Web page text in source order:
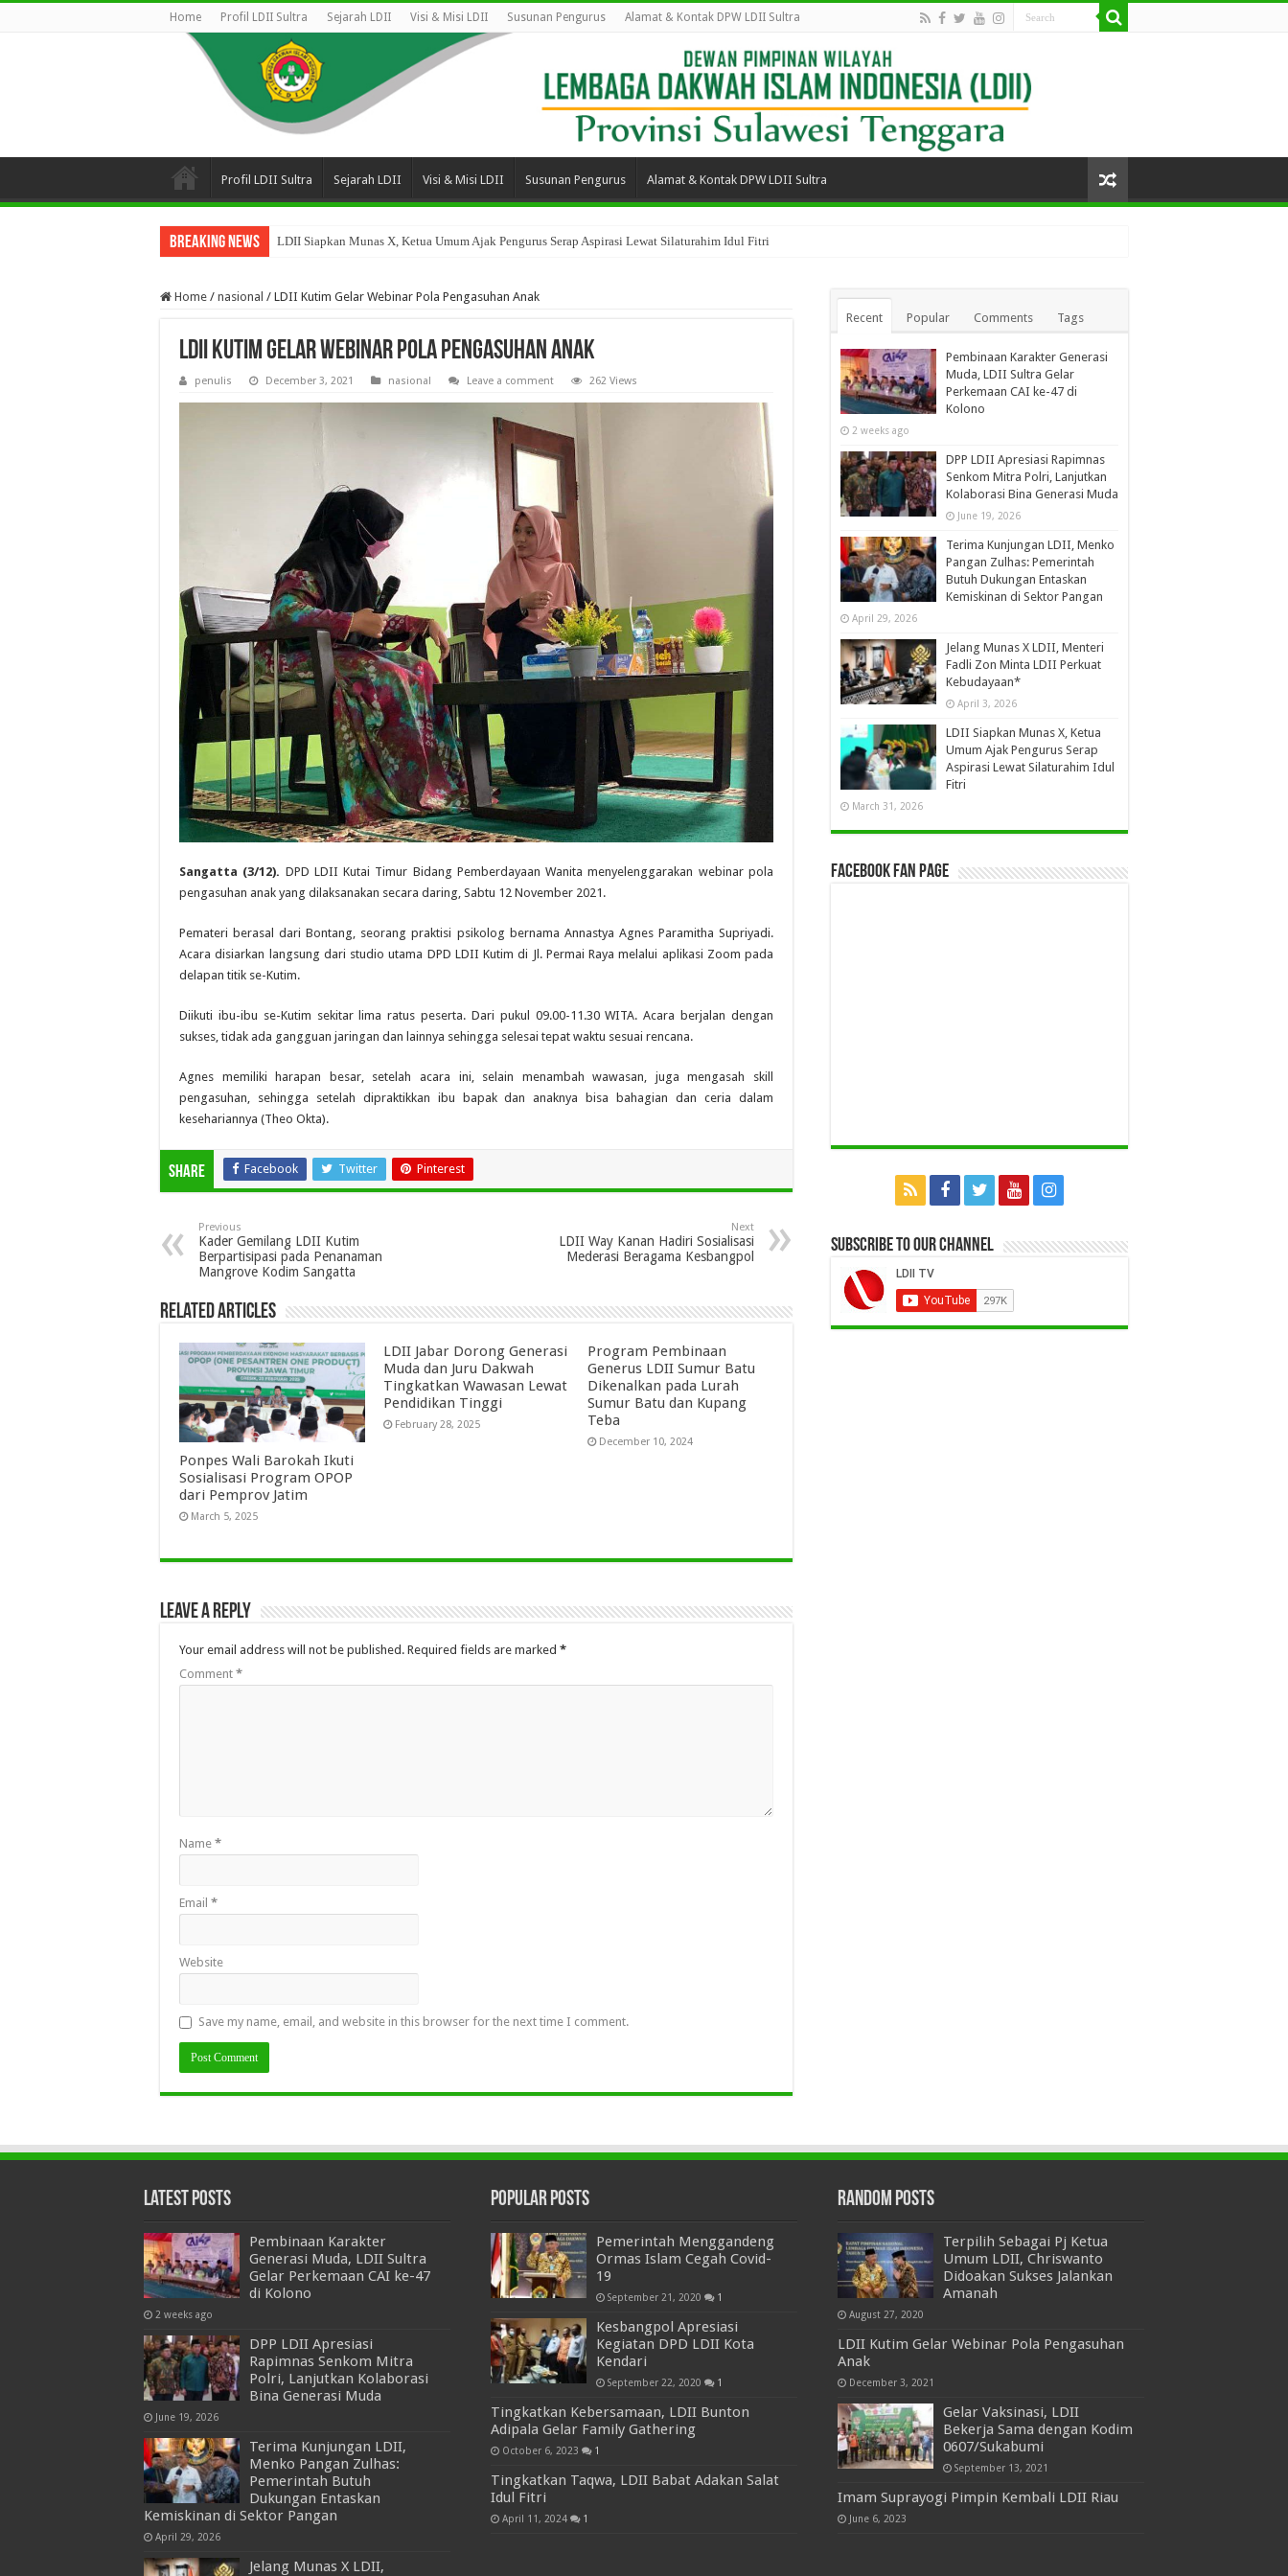
Home Profil LDII Sultra Sejarah LDII Visi & Misi LDII Susunan Pengurus Alamat & Kontak DPW LDII Sultra
Profil LDII Sultra Sejarah LDII Visi & Misi LDII Susunan Pengurus Alamat & Kontak DPW LDII Sultra
Breaking News LDII Siapkan Munas X, Ketua Umum Ajak Pengurus Serap Aspirasi Lewat Silaturahim Idul Fitri
Home / nasional / LDII Kutim Gelar Webinar Pola Pengasuhan Anak
LDII Kutim Gelar Webinar Pola Pengasuhan Anak
penulis December 3, 2021 nasional Leave a comment 262 Views
Sangatta (3/12). DPD LDII Kutai Timur Bidang Pemberdayaan Wanita menyelenggarakan webinar pola
pengasuhan anak yang dilaksanakan secara daring, Sabtu 12 November 2021.
Pemateri berasal dari Bontang, seorang praktisi psikolog bernama Annastya Agnes Paramitha Supriyadi.
Acara disiarkan langsung dari studio utama DPD LDII Kutim di Jl. Permai Raya melalui aplikasi Zoom pada
delapan titik se-Kutim.
Diikuti ibu-ibu se-Kutim sekitar lima ratus peserta. Dari pukul 09.00-11.30 WITA. Acara berjalan dengan
sukses, tidak ada gangguan jaringan dan lainnya sehingga selesai tepat waktu sesuai rencana.
Agnes memiliki harapan besar, setelah acara ini, selain menambah wawasan, juga mengasah skill
pengasuhan, sehingga setelah dipraktikkan ibu bapak dan anaknya bisa bahagian dan ceria dalam
kesehariannya (Theo Okta).
Share Facebook Twitter Pinterest
Previous
Kader Gemilang LDII Kutim
Berpartisipasi pada Penanaman
Mangrove Kodim Sangatta
Next
LDII Way Kanan Hadiri Sosialisasi
Mederasi Beragama Kesbangpol
Related Articles
Ponpes Wali Barokah Ikuti
Sosialisasi Program OPOP
dari Pemprov Jatim
March 5, 2025
LDII Jabar Dorong Generasi
Muda dan Juru Dakwah
Tingkatkan Wawasan Lewat
Pendidikan Tinggi
February 28, 2025
Program Pembinaan
Generus LDII Sumur Batu
Dikenalkan pada Lurah
Sumur Batu dan Kupang
Teba
December 10, 2024
Leave a Reply
Your email address will not be published. Required fields are marked *
Comment *
Name *
Email *
Website
Save my name, email, and website in this browser for the next time I comment.
Recent Popular Comments Tags
Pembinaan Karakter Generasi
Muda, LDII Sultra Gelar
Perkemaan CAI ke-47 di
Kolono
2 weeks ago
DPP LDII Apresiasi Rapimnas
Senkom Mitra Polri, Lanjutkan
Kolaborasi Bina Generasi Muda
June 19, 2026
Terima Kunjungan LDII, Menko
Pangan Zulhas: Pemerintah
Butuh Dukungan Entaskan
Kemiskinan di Sektor Pangan
April 29, 2026
Jelang Munas X LDII, Menteri
Fadli Zon Minta LDII Perkuat
Kebudayaan*
April 3, 2026
LDII Siapkan Munas X, Ketua
Umum Ajak Pengurus Serap
Aspirasi Lewat Silaturahim Idul
Fitri
March 31, 2026
Facebook Fan Page
Subscribe to our Channel
Latest Posts
Pembinaan Karakter
Generasi Muda, LDII Sultra
Gelar Perkemaan CAI ke-47
di Kolono
2 weeks ago
DPP LDII Apresiasi
Rapimnas Senkom Mitra
Polri, Lanjutkan Kolaborasi
Bina Generasi Muda
June 19, 2026
Terima Kunjungan LDII,
Menko Pangan Zulhas:
Pemerintah Butuh
Dukungan Entaskan
Kemiskinan di Sektor Pangan
April 29, 2026
Jelang Munas X LDII,
Popular Posts
Pemerintah Menggandeng
Ormas Islam Cegah Covid-
19
September 21, 2020 1
Kesbangpol Apresiasi
Kegiatan DPD LDII Kota
Kendari
September 22, 2020 1
Tingkatkan Kebersamaan, LDII Bunton
Adipala Gelar Family Gathering
October 6, 2023 1
Tingkatkan Taqwa, LDII Babat Adakan Salat
Idul Fitri
April 11, 2024 1
Random Posts
Terpilih Sebagai Pj Ketua
Umum LDII, Chriswanto
Didoakan Sukses Jalankan
Amanah
August 27, 2020
LDII Kutim Gelar Webinar Pola Pengasuhan
Anak
December 3, 2021
Gelar Vaksinasi, LDII
Bekerja Sama dengan Kodim
0607/Sukabumi
September 13, 2021
Imam Suprayogi Pimpin Kembali LDII Riau
June 6, 2023